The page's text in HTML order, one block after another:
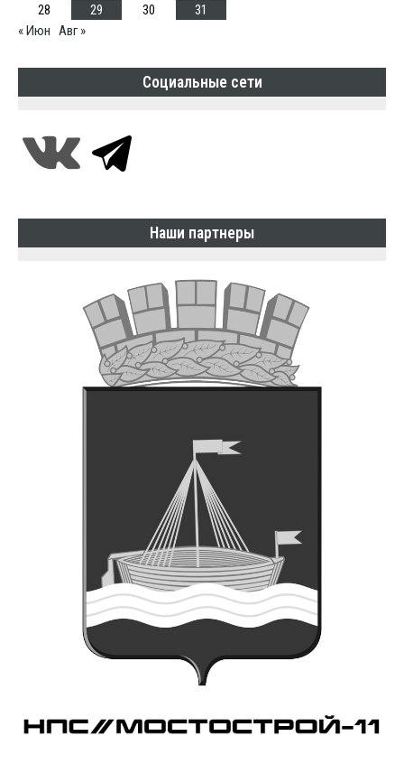
28
29 30
31
« Июн Авг »
Социальные сети
Наши партнеры